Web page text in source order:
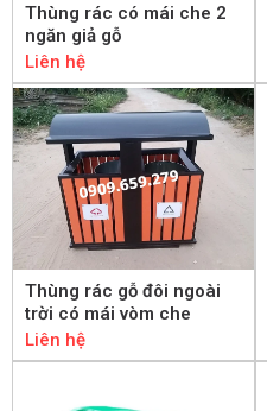
Thùng rác có mái che 2
ngăn giả gỗ
Liên hệ
Thùng rác gỗ đôi ngoài
trời có mái vòm che
Liên hệ